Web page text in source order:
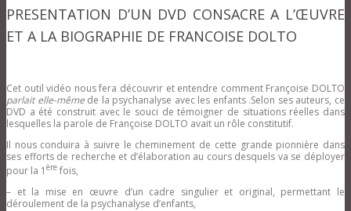
PRESENTATION D’UN DVD CONSACRE A L’ŒUVRE
ET A LA BIOGRAPHIE DE FRANCOISE DOLTO
Cet outil vidéo nous fera découvrir et entendre comment Françoise DOLTO
parlait elle-mêmede la psychanalyse avec les enfants .Selon ses auteurs, ce
DVD a été construit avec le souci de témoigner de situations réelles dans
lesquelles la parole de Françoise DOLTO avait un rôle constitutif.
Il nous conduira à suivre le cheminement de cette grande pionnière dans
ses efforts de recherche et d’élaboration au cours desquels va se déployer
pour la 1 ère fois,
– et la mise en œuvre d’un cadre singulier et original, permettant le
déroulement de la psychanalyse d’enfants,